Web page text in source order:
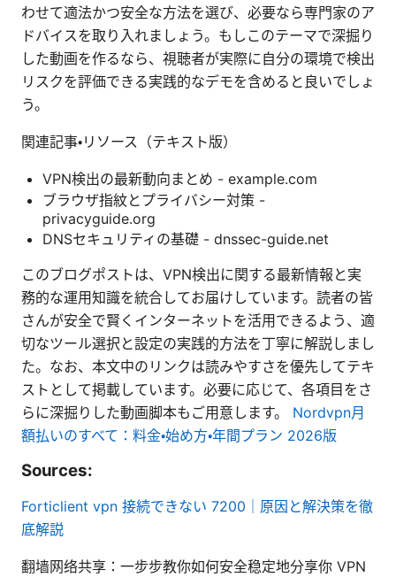
わせて適法かつ安全な方法を選び、必要なら専門家のア
ドバイスを取り入れましょう。もしこのテーマで深掘り
した動画を作るなら、視聴者が実際に自分の環境で検出
リスクを評価できる実践的なデモを含めると良いでしょ
う。
関連記事・リソース（テキスト版）
VPN検出の最新動向まとめ - example.com
ブラウザ指紋とプライバシー対策 -
privacyguide.org
DNSセキュリティの基礎 - dnssec-guide.net
このブログポストは、VPN検出に関する最新情報と実
務的な運用知識を統合してお届けしています。読者の皆
さんが安全で賢くインターネットを活用できるよう、適
切なツール選択と設定の実践的方法を丁寧に解説しまし
た。なお、本文中のリンクは読みやすさを優先してテキ
ストとして掲載しています。必要に応じて、各項目をさ
らに深掘りした動画脚本もご用意します。 Nordvpn月
額払いのすべて：料金・始め方・年間プラン 2026版
Sources:
Forticlient vpn 接続できない 7200｜原因と解決策を徹
底解説
翻墙网络共享：一步步教你如何安全稳定地分享你 VPN